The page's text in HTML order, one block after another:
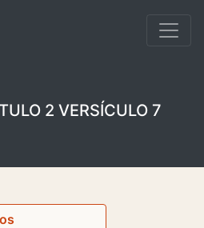
2 VERSÍCULO 7